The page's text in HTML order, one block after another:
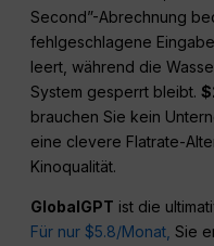
Second”-Abrechnung
fehlgeschlagene
leert, während die
System gesperrt bleibt.
brauchen Sie kein
eine clevere Flatrate-
Kinoqualität.
GlobalGPT ist die
Für nur $5.8/Monat,Sie